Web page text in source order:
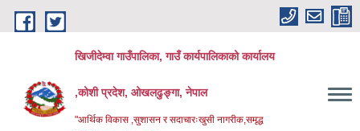
Skip to main content
खिजीदेम्वा गाउँपालिका, गाउँ कार्यपालिकाको कार्यालय
,कोशी प्रदेश, ओखलढुङ्गा, नेपाल
"आर्थिक विकास ,सुशासन र सदाचारःखुसी नागरीक,समृद्ध